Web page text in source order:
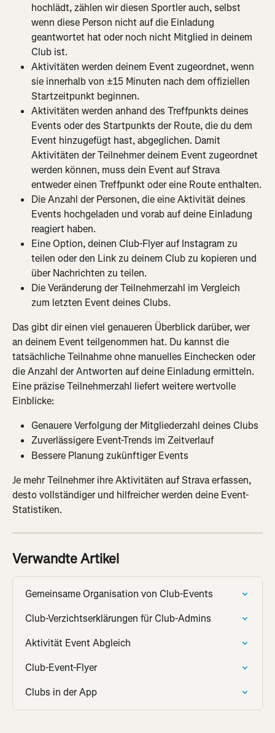
hochlädt, zählen wir diesen Sportler auch, selbst
wenn diese Person nicht auf die Einladung
geantwortet hat oder noch nicht Mitglied in deinem
Club ist.
Aktivitäten werden deinem Event zugeordnet, wenn
sie innerhalb von ±15 Minuten nach dem offiziellen
Startzeitpunkt beginnen.
Aktivitäten werden anhand des Treffpunkts deines
Events oder des Startpunkts der Route, die du dem
Event hinzugefügt hast, abgeglichen. Damit
Aktivitäten der Teilnehmer deinem Event zugeordnet
werden können, muss dein Event auf Strava
entweder einen Treffpunkt oder eine Route enthalten.
Die Anzahl der Personen, die eine Aktivität deines
Events hochgeladen und vorab auf deine Einladung
reagiert haben.
Eine Option, deinen Club-Flyer auf Instagram zu
teilen oder den Link zu deinem Club zu kopieren und
über Nachrichten zu teilen.
Die Veränderung der Teilnehmerzahl im Vergleich
zum letzten Event deines Clubs.
Das gibt dir einen viel genaueren Überblick darüber, wer
an deinem Event teilgenommen hat. Du kannst die
tatsächliche Teilnahme ohne manuelles Einchecken oder
die Anzahl der Antworten auf deine Einladung ermitteln.
Eine präzise Teilnehmerzahl liefert weitere wertvolle
Einblicke:
Genauere Verfolgung der Mitgliederzahl deines Clubs
Zuverlässigere Event-Trends im Zeitverlauf
Bessere Planung zukünftiger Events
Je mehr Teilnehmer ihre Aktivitäten auf Strava erfassen,
desto vollständiger und hilfreicher werden deine Event-
Statistiken.
Verwandte Artikel
Gemeinsame Organisation von Club-Events
Club-Verzichtserklärungen für Club-Admins
Aktivität Event Abgleich
Club-Event-Flyer
Clubs in der App